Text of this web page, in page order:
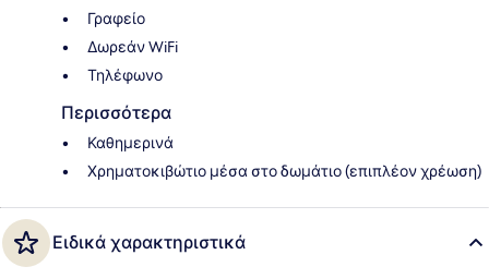
Γραφείο
Δωρεάν WiFi
Τηλέφωνο
Περισσότερα
Καθημερινά
Χρηματοκιβώτιο μέσα στο δωμάτιο (επιπλέον χρέωση)
Ειδικά χαρακτηριστικά